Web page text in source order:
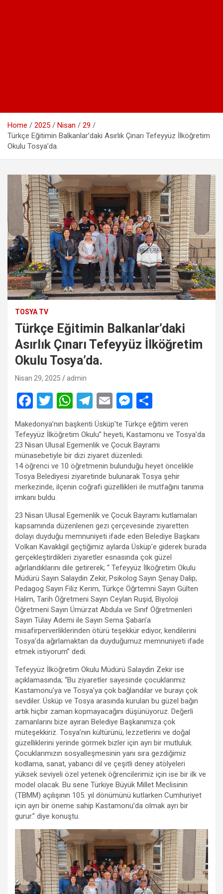
Home 2025 Nisan
29
Türkçe Eğitimin Balkanlar’daki Asırlık Çınarı Tefeyyüz İlköğretim
Okulu Tosya’da.
TOSYA TV
Türkçe Eğitimin Balkanlar’daki
Asırlık Çınarı Tefeyyüz İlköğretim
Okulu Tosya’da.
Nisan 29, 2025 admin
F
a
ce
b
o
o
k
T
wi
tt
er
W
h
at
s
A
p
T
el
e
gr
a
m
E
m
ail
M
es
se
n
g
er
h
ar
e
Makedonya’nın başkenti Üsküp’te Türkçe eğitim veren
Tefeyyüz İlköğretim Okulu” heyeti, Kastamonu ve Tosya’da
23 Nisan Ulusal Egemenlik ve Çocuk Bayramı
münasebetiyle bir dizi ziyaret düzenledi.
14 öğrenci ve 10 öğretmenin bulunduğu heyet öncelikle
Tosya Belediyesi ziyaretinde bulunarak Tosya şehir
merkezinde, ilçenin coğrafi güzellikleri ile mutfağını tanıma
imkanı buldu.
23 Nisan Ulusal Egemenlik ve Çocuk Bayramı kutlamaları
kapsamında düzenlenen gezi çerçevesinde ziyaretten
dolayı duyduğu memnuniyeti ifade eden Belediye Başkanı
Volkan Kavaklıgil geçtiğimiz aylarda Üsküp’e giderek burada
gerçekleştirdikleri ziyaretler esnasında çok güzel
ağırlandıklarını dile getirerek; “ Tefeyyüz İlköğretim Okulu
Müdürü Sayın Salaydin Zekir, Psikolog Sayın Şenay Dalip,
Pedagog Sayın Filiz Kerim, Türkçe Öğrtemni Sayın Gülten
Halim, Tarih Öğretmeni Sayın Ceylan Ruşid, Biyoloji
Öğretmeni Sayın Ümürzat Abdula ve Sınıf Öğretmenleri
Sayın Tülay Ademi ile Sayın Sema Şaban’a
misafirperverliklerinden ötürü teşekkür ediyor, kendilerini
Tosya’da ağırlamaktan da duyduğumuz memnuniyeti ifade
etmek istiyorum” dedi.
Tefeyyüz İlköğretim Okulu Müdürü Salaydin Zekir ise
açıklamasında; “Bu ziyaretler sayesinde çocuklarımız
Kastamonu’ya ve Tosya’ya çok bağlandılar ve burayı çok
sevdiler. Üsküp ve Tosya arasında kurulan bu güzel bağın
artık hiçbir zaman kopmayacağını düşünüyoruz. Değerli
zamanlarını bize ayıran Belediye Başkanımıza çok
müteşekkiriz. Tosya’nın kültürünü, lezzetlerini ve doğal
güzelliklerini yerinde görmek bizler için ayrı bir mutluluk.
Çocuklarımızın sosyalleşmesinin yanı sıra gezdiğimiz
kodlama, sanat, yabancı dil ve çeşitli deney atölyeleri
yüksek seviyeli özel yetenek öğrencilerimiz için ise bir ilk ve
model olacak. Bu sene Türkiye Büyük Millet Meclisinin
(TBMM) açılışının 105. yıl dönümünü kutlarken Cumhuriyet
için ayrı bir öneme sahip Kastamonu’da olmak ayrı bir
gurur.” diye konuştu.